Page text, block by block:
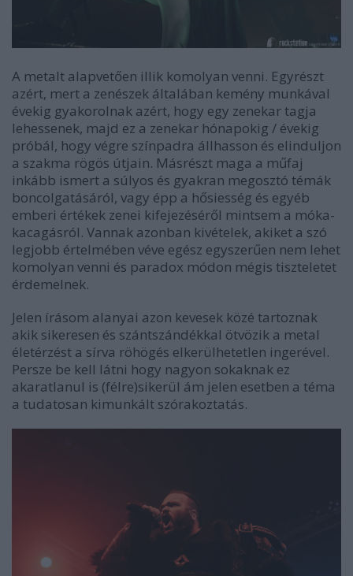
A metalt alapvetően illik komolyan venni. Egyrészt
azért, mert a zenészek általában kemény munkával
évekig gyakorolnak azért, hogy egy zenekar tagja
lehessenek, majd ez a zenekar hónapokig / évekig
próbál, hogy végre színpadra állhasson és elinduljon
a szakma rögös útjain. Másrészt maga a műfaj
inkább ismert a súlyos és gyakran megosztó témák
boncolgatásáról, vagy épp a hősiesség és egyéb
emberi értékek zenei kifejezéséről mintsem a móka-
kacagásról. Vannak azonban kivételek, akiket a szó
legjobb értelmében véve egész egyszerűen nem lehet
komolyan venni és paradox módon mégis tiszteletet
érdemelnek.
Jelen írásom alanyai azon kevesek közé tartoznak
akik sikeresen és szántszándékkal ötvözik a metal
életérzést a sírva röhögés elkerülhetetlen ingerével.
Persze be kell látni hogy nagyon sokaknak ez
akaratlanul is (félre)sikerül ám jelen esetben a téma
a tudatosan kimunkált szórakoztatás.